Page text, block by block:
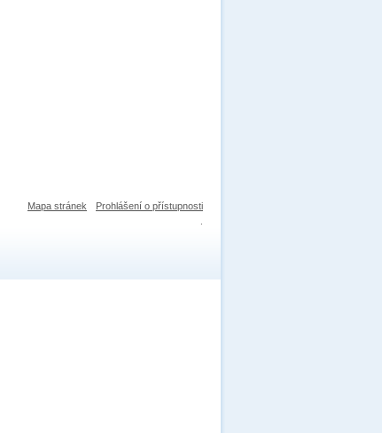
Mapa stránek Prohlášení o přístupnosti